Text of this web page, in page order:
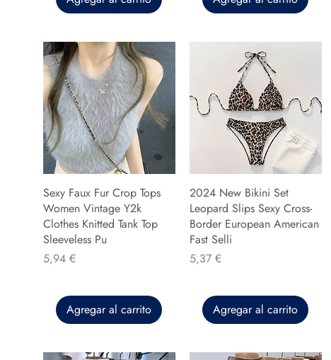
Sexy Faux Fur Crop Tops
Women Vintage Y2k
Clothes Knitted Tank Top
Sleeveless Pu
Precio
5,94 €
Agregar al carrito
2024 New Bikini Set
Leopard Slips Sexy Cross-
Border European American
Fast Selli
Precio
5,37 €
Agregar al carrito